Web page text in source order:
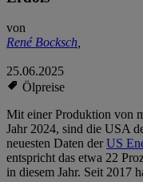
von
René Bocksch,
25.06.2025
Ölpreise
Mit einer Produktion von
Jahr 2024, sind die USA
neuesten Daten derUS
entspricht das etwa 22
in diesem Jahr. Seit 2017